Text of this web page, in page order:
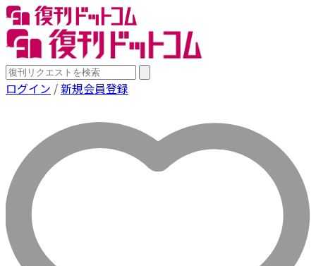
ログイン /新規会員登録